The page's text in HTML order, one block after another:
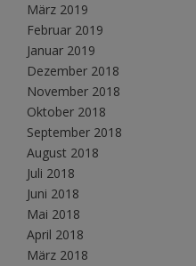
März 2019
Februar 2019
Januar 2019
Dezember 2018
November 2018
Oktober 2018
September 2018
August 2018
Juli 2018
Juni 2018
Mai 2018
April 2018
März 2018